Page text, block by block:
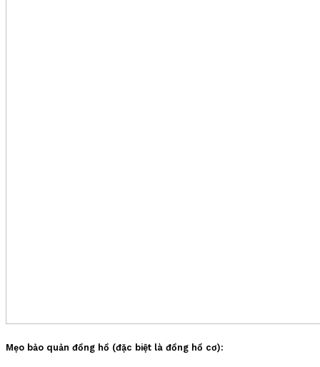
Mẹo bảo quản đồng hồ (đặc biệt là đồng hồ cơ):